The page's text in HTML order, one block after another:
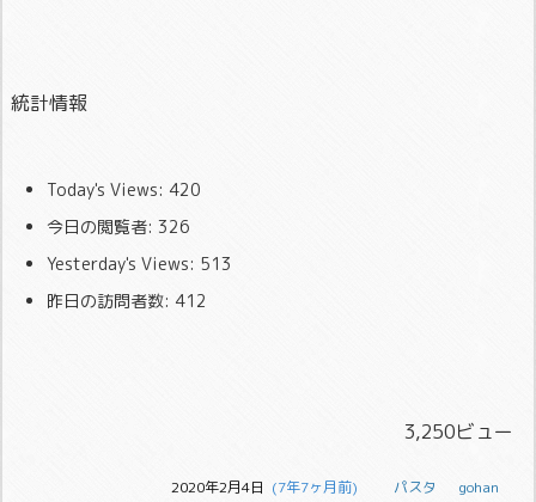
統計情報
Today's Views: 420
今日の閲覧者: 326
Yesterday's Views: 513
昨日の訪問者数: 412
3,250ビュー
2020年2月4日
  (7年7ヶ月前)
パスタ gohan